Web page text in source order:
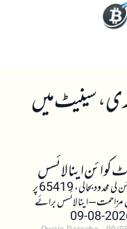
سینیٹ میں
کوائن اینالائسس
بٹ کوائن کی محدود بحالی، 65419 پر
مزاحمت – اینالائسس برائے